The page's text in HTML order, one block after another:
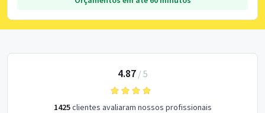
4.87/ 5
1425clientes avaliaram nossos profissionais